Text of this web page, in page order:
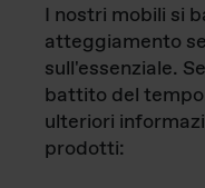
I nostri mobili si
atteggiamento
sull'essenziale.
battito del
ulteriori
prodotti: